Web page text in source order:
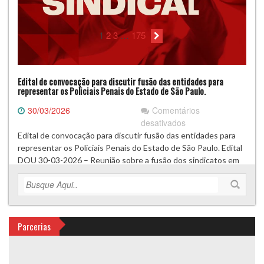
Edital de convocação para discutir fusão das entidades para
representar os Policiais Penais do Estado de São Paulo.
30/03/2026
Comentários
desativadosem
Edital
de
convocação
para
fusão
das
entidades
para
Edital de convocação para discutir fusão das entidades para
representar os Policiais Penais do Estado de São Paulo. Edital
DOU 30-03-2026 – Reunião sobre a fusão dos sindicatos em
17-04-2026
Leia Mais >>
1 2 3…175
Parcerias